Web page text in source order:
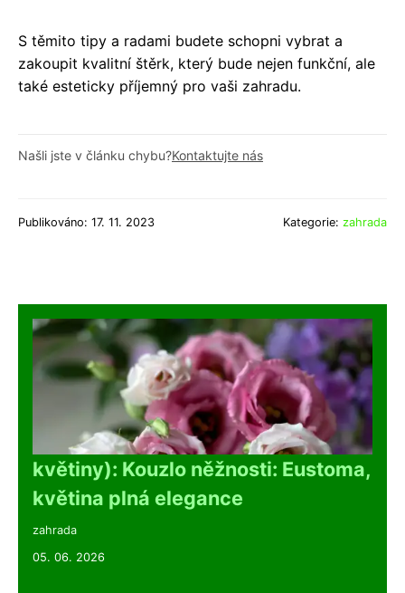
S těmito tipy a radami budete schopni vybrat a
zakoupit kvalitní štěrk, který bude nejen funkční, ale
také esteticky příjemný pro vaši zahradu.
Našli jste v článku chybu?Kontaktujte nás
Publikováno: 17. 11. 2023 Kategorie: zahrada
květiny): Kouzlo něžnosti: Eustoma,
květina plná elegance
zahrada
05. 06. 2026